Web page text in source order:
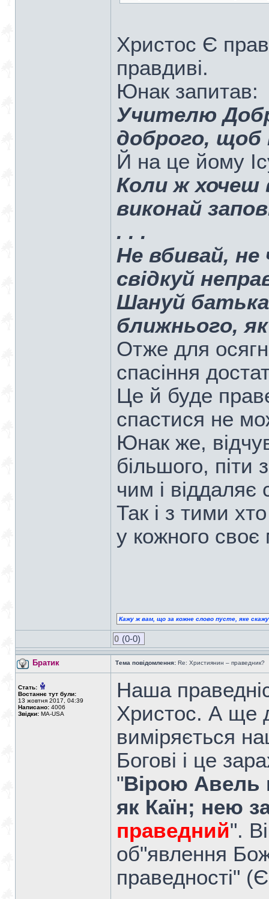
Христос Є
правдиві.
Юнак запитав:
Учителю
доброго,
Й на це йому
Коли ж
виконай
. . .
Не вбивай, не
свідкуй
Шануй
ближнього,
Отже для
спасіння
Це й буде
спастися не
Юнак же,
більшого,
чим і віддаляє
Так і з тими
у кожного своє
Кажу ж вам, що за кожне слово пусте, яке
0 (0-0)
Братик Тема повідомлення: Re: Християнин – праведник?
Стать:
Востаннє тут були:
13 жовтня 2017, 04:39
Написано: 4006
Звідки: MA-USA
Наша
Христос. А ще
виміряється
Богові і це
"Вірою Авель
як Каїн; нею
праведний".
об"явлення
праведності"